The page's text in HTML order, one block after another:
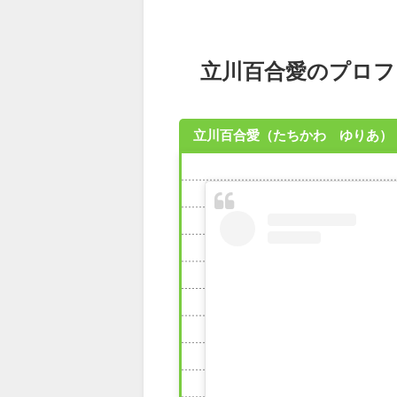
立川百合愛のプロ
立川百合愛（たちかわ ゆりあ）